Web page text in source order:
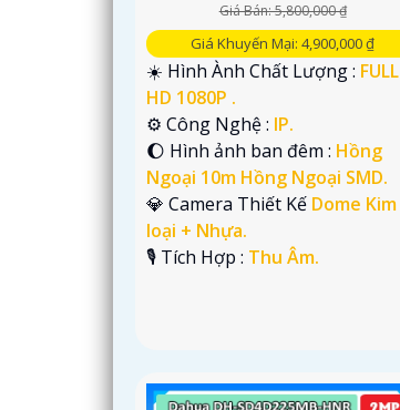
Giá Bán: 5,800,000 ₫
Giá Khuyến Mại: 4,900,000 ₫
☀️ Hình Ành Chất Lượng : FULL
HD 1080P .
⚙ Công Nghệ : IP.
🌔 Hình ảnh ban đêm : Hồng
Ngoại 10m Hồng Ngoại SMD.
💎 Camera Thiết Kế Dome Kim
loại + Nhựa.
️🎙 Tích Hợp : Thu Âm.